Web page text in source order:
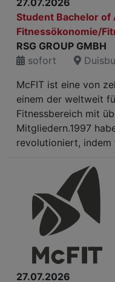
27.07.2026
Student Bachelor of
Fitnessökonomie/
RSG GROUP GMBH
sofort
McFIT ist eine von
einem der weltweit
Fitnessbereich mit
Mitgliedern.1997
revolutioniert, indem
27.07.2026